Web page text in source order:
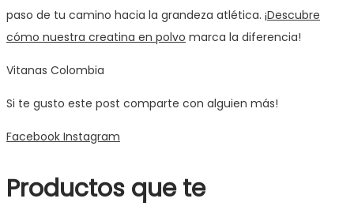
paso de tu camino hacia la grandeza atlética. ¡Descubre
cómo nuestra creatina en polvo marca la diferencia!
Vitanas Colombia
Si te gusto este post comparte con alguien más!
Facebook Instagram
Productos que te